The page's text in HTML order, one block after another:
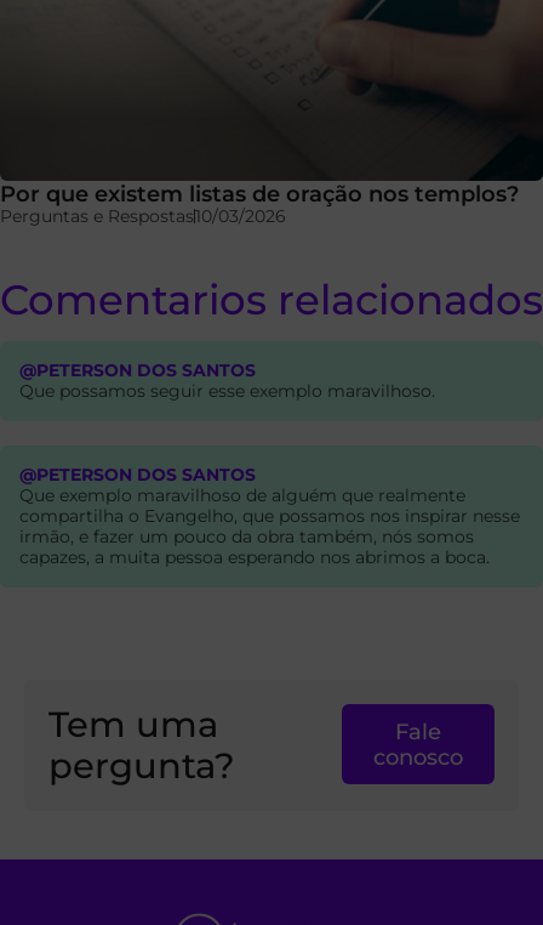
Por que existem listas de oração nos templos?
Perguntas e Respostas10/03/2026
Comentarios relacionados
@PETERSON DOS SANTOS
Que possamos seguir esse exemplo maravilhoso.
@PETERSON DOS SANTOS
Que exemplo maravilhoso de alguém que realmente
compartilha o Evangelho, que possamos nos inspirar nesse
irmão, e fazer um pouco da obra também, nós somos
capazes, a muita pessoa esperando nos abrimos a boca.
Tem uma
pergunta?
Fale
conosco